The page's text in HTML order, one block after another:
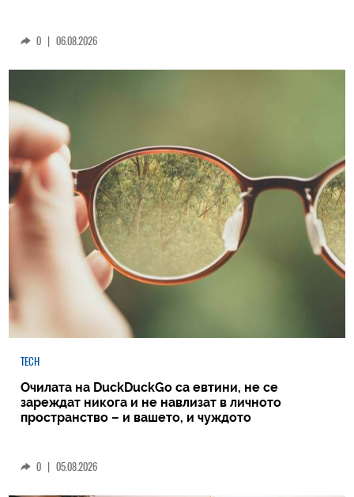
0 | 06.08.2026
TECH
Очилата на DuckDuckGo са евтини, не се
зареждат никога и не навлизат в личното
пространство – и вашето, и чуждото
0 | 05.08.2026